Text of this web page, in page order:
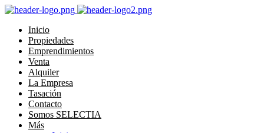
Inicio
Propiedades
Emprendimientos
Venta
Alquiler
La Empresa
Tasación
Contacto
Somos SELECTIA
Más